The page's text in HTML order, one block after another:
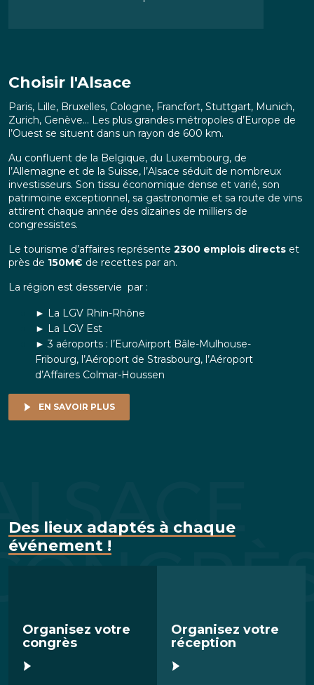
Choisir l'Alsace
Paris, Lille, Bruxelles, Cologne, Francfort, Stuttgart, Munich,
Zurich, Genève… Les plus grandes métropoles d’Europe de
l’Ouest se situent dans un rayon de 600 km.
Au confluent de la Belgique, du Luxembourg, de
l’Allemagne et de la Suisse, l’Alsace séduit de nombreux
investisseurs. Son tissu économique dense et varié, son
patrimoine exceptionnel, sa gastronomie et sa route de vins
attirent chaque année des dizaines de milliers de
congressistes.
Le tourisme d’affaires représente 2300 emplois directs et
près de 150M€ de recettes par an.
La région est desservie par :
► La LGV Rhin-Rhône
► La LGV Est
► 3 aéroports : l’EuroAirport Bâle-Mulhouse-
Fribourg, l’Aéroport de Strasbourg, l’Aéroport
d’Affaires Colmar-Houssen
EN SAVOIR PLUS
Des lieux adaptés à chaque
événement !
Organisez votre
congrès
En savoir plus
Organisez votre
réception
En savoir plus